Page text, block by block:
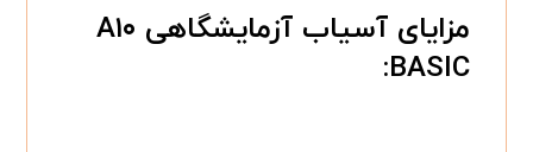
مزایای آسیاب آزمایشگاهی A۱۰
BASIC: